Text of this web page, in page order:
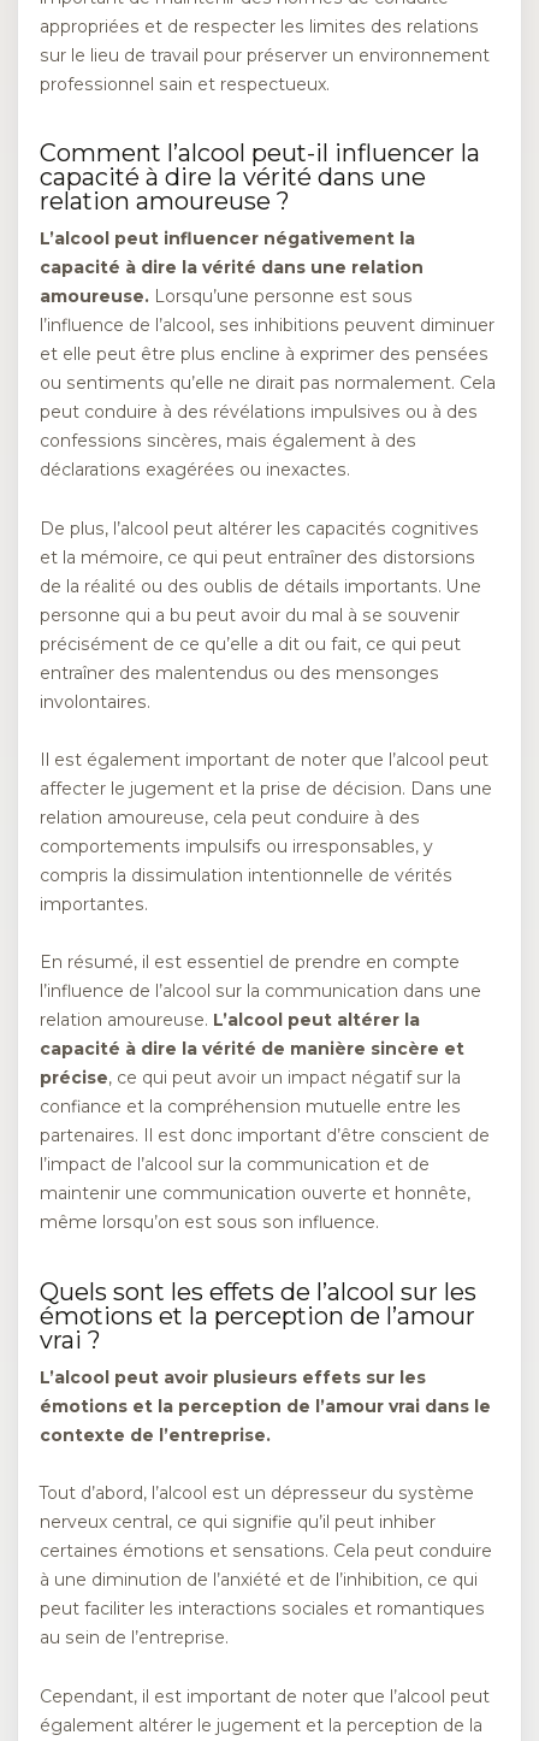
appropriées et de respecter les limites des relations
sur le lieu de travail pour préserver un environnement
professionnel sain et respectueux.
Comment l’alcool peut-il influencer la
capacité à dire la vérité dans une
relation amoureuse ?
L’alcool peut influencer négativement la
capacité à dire la vérité dans une relation
amoureuse. Lorsqu’une personne est sous
l’influence de l’alcool, ses inhibitions peuvent diminuer
et elle peut être plus encline à exprimer des pensées
ou sentiments qu’elle ne dirait pas normalement. Cela
peut conduire à des révélations impulsives ou à des
confessions sincères, mais également à des
déclarations exagérées ou inexactes.
De plus, l’alcool peut altérer les capacités cognitives
et la mémoire, ce qui peut entraîner des distorsions
de la réalité ou des oublis de détails importants. Une
personne qui a bu peut avoir du mal à se souvenir
précisément de ce qu’elle a dit ou fait, ce qui peut
entraîner des malentendus ou des mensonges
involontaires.
Il est également important de noter que l’alcool peut
affecter le jugement et la prise de décision. Dans une
relation amoureuse, cela peut conduire à des
comportements impulsifs ou irresponsables, y
compris la dissimulation intentionnelle de vérités
importantes.
En résumé, il est essentiel de prendre en compte
l’influence de l’alcool sur la communication dans une
relation amoureuse. L’alcool peut altérer la
capacité à dire la vérité de manière sincère et
précise, ce qui peut avoir un impact négatif sur la
confiance et la compréhension mutuelle entre les
partenaires. Il est donc important d’être conscient de
l’impact de l’alcool sur la communication et de
maintenir une communication ouverte et honnête,
même lorsqu’on est sous son influence.
Quels sont les effets de l’alcool sur les
émotions et la perception de l’amour
vrai ?
L’alcool peut avoir plusieurs effets sur les
émotions et la perception de l’amour vrai dans le
contexte de l’entreprise.
Tout d’abord, l’alcool est un dépresseur du système
nerveux central, ce qui signifie qu’il peut inhiber
certaines émotions et sensations. Cela peut conduire
à une diminution de l’anxiété et de l’inhibition, ce qui
peut faciliter les interactions sociales et romantiques
au sein de l’entreprise.
Cependant, il est important de noter que l’alcool peut
également altérer le jugement et la perception de la